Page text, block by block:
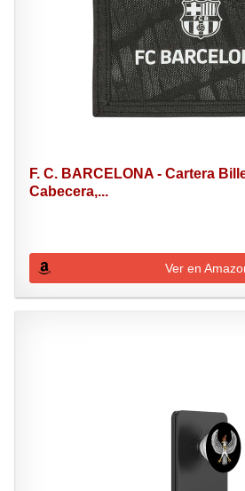
F. C. BARCELONA - Cartera
Cabecera,...
Ver en